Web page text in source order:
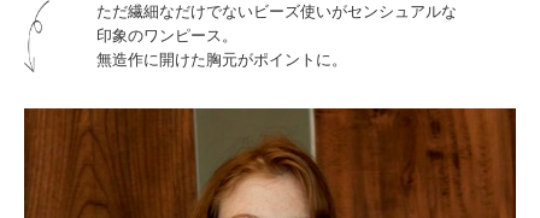
ただ繊細なだけでないビーズ使いがセンシュアルな
印象のワンピース。
無造作に開けた胸元がポイントに。